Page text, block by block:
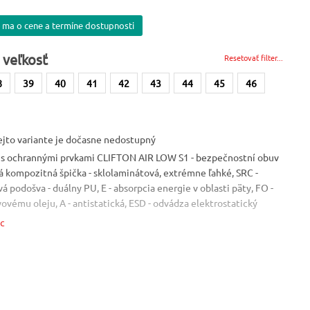
o cene a termíne dostupnosti
Resetovať filter...
39 40 41 42 43 44 45
46
variante je dočasne nedostupný
ochrannými prvkami CLIFTON AIR LOW S1 - bezpečnostní obuv
kompozitná špička - sklolaminátová, extrémne ľahké, SRC -
podošva - duálny PU, E - absorpcia energie v oblasti päty, FO -
oleju, A - antistatická, ESD - odvádza elektrostatický
častí. Materiál: Vrchný materiál - mikrovlákno. Norma: EN